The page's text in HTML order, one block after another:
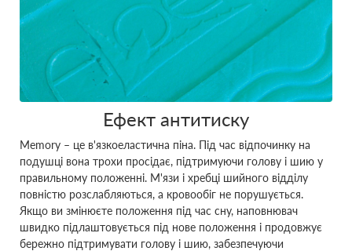
Ефект антитиску
Memory – це в'язкоеластична піна. Під час відпочинку на
подушці вона трохи просідає, підтримуючи голову і шию у
правильному положенні. М'язи і хребці шийного відділу
повністю розслабляються, а кровообіг не порушується.
Якщо ви змінюєте положення під час сну, наповнювач
швидко підлаштовується під нове положення і продовжує
бережно підтримувати голову і шию, забезпечуючи